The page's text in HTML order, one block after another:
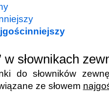
w słownikach
do słowników
ze słowem